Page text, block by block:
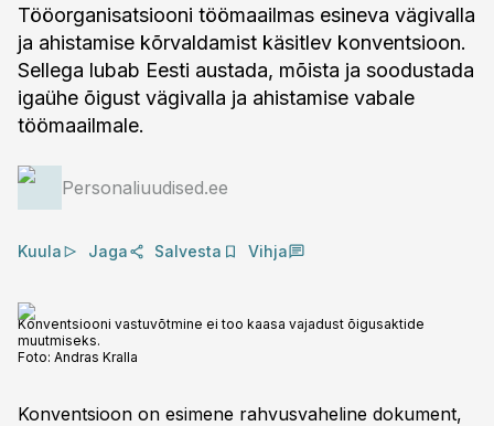
Tööorganisatsiooni töömaailmas esineva vägivalla
ja ahistamise kõrvaldamist käsitlev konventsioon.
Sellega lubab Eesti austada, mõista ja soodustada
igaühe õigust vägivalla ja ahistamise vabale
töömaailmale.
Personaliuudised.ee
Kuula Jaga Salvesta Vihja
Konventsiooni vastuvõtmine ei too kaasa vajadust õigusaktide
muutmiseks.
Foto: Andras Kralla
Konventsioon on esimene rahvusvaheline dokument,